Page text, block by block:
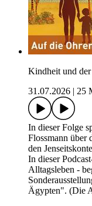
Kindheit und
31.07.2026
25
In dieser Folge
Flossmann
den
In dieser
Alltagsleben -
Ägypten". (Die